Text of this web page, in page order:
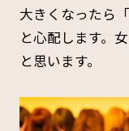
大きくなったら
と心配します。
と思います。